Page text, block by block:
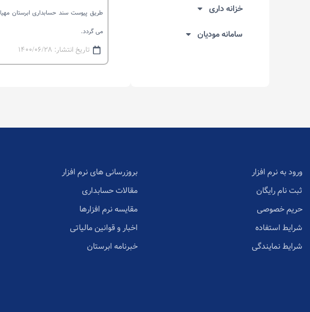
طریق پیوست سند حسابداری ابرستان مهیا
می گردد.
تاریخ انتشار: ۱۴۰۰/۰۶/۲۸
خزانه داری
سامانه مودیان
ورود به نرم افزار
ثبت نام رایگان
حریم خصوصی
شرایط استفاده
شرایط نمایندگی
بروزرسانی های نرم افزار
مقالات حسابداری
مقایسه نرم افزارها
اخبار و قوانین مالیاتی
خبرنامه ابرستان